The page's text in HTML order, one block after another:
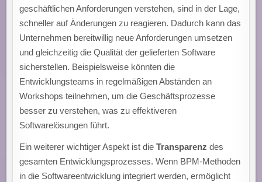
geschäftlichen Anforderungen verstehen, sind in der Lage,
schneller auf Änderungen zu reagieren. Dadurch kann das
Unternehmen bereitwillig neue Anforderungen umsetzen
und gleichzeitig die Qualität der gelieferten Software
sicherstellen. Beispielsweise könnten die
Entwicklungsteams in regelmäßigen Abständen an
Workshops teilnehmen, um die Geschäftsprozesse
besser zu verstehen, was zu effektiveren
Softwarelösungen führt.
Ein weiterer wichtiger Aspekt ist dieTransparenz des
gesamten Entwicklungsprozesses. Wenn BPM-Methoden
in die Softwareentwicklung integriert werden, ermöglicht